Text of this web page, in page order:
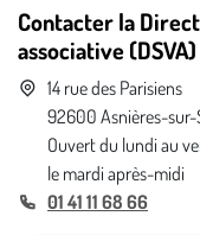
Contacter la
associative (DSVA)
14 rue des Parisiens
92600 Asnières-sur-
Ouvert du lundi au
le mardi après-midi
01 41 11 68 66